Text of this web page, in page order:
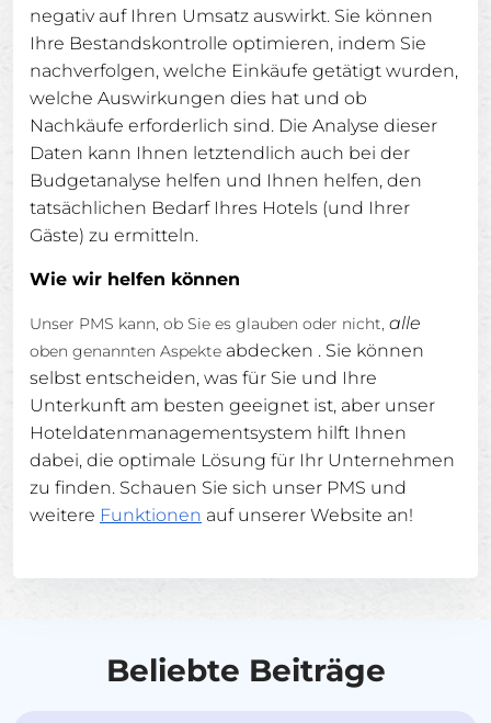
negativ auf Ihren Umsatz auswirkt. Sie können
Ihre Bestandskontrolle optimieren, indem Sie
nachverfolgen, welche Einkäufe getätigt wurden,
welche Auswirkungen dies hat und ob
Nachkäufe erforderlich sind. Die Analyse dieser
Daten kann Ihnen letztendlich auch bei der
Budgetanalyse helfen und Ihnen helfen, den
tatsächlichen Bedarf Ihres Hotels (und Ihrer
Gäste) zu ermitteln.
Wie wir helfen können
Unser PMS kann, ob Sie es glauben oder nicht, alle
oben genannten Aspekte abdecken . Sie können
selbst entscheiden, was für Sie und Ihre
Unterkunft am besten geeignet ist, aber unser
Hoteldatenmanagementsystem hilft Ihnen
dabei, die optimale Lösung für Ihr Unternehmen
zu finden. Schauen Sie sich unser PMS und
weitere Funktionen auf unserer Website an!
Beliebte Beiträge